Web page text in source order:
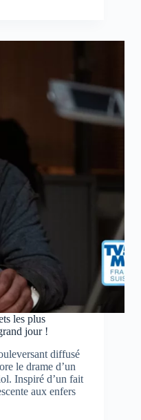
les plus
jour !
diffusé
le drame d’un
Inspiré d’un fait
aux enfers